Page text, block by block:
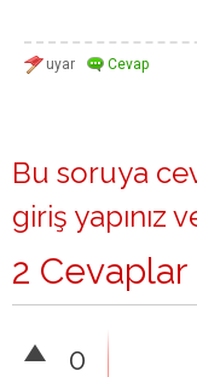
Bu soruya
giriş yapınız
2 Cevaplar
0